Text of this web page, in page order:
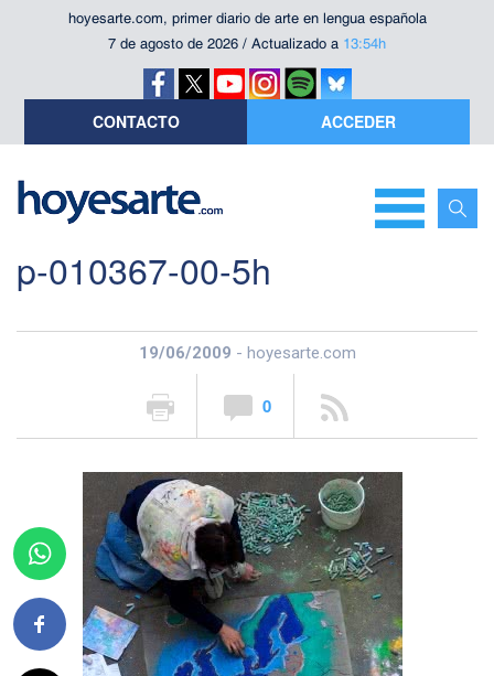
hoyesarte.com, primer diario de arte en lengua española
7 de agosto de 2026 / Actualizado a 13:54h
CONTACTO ACCEDER
p-010367-00-5h
19/06/2009 - hoyesarte.com
0